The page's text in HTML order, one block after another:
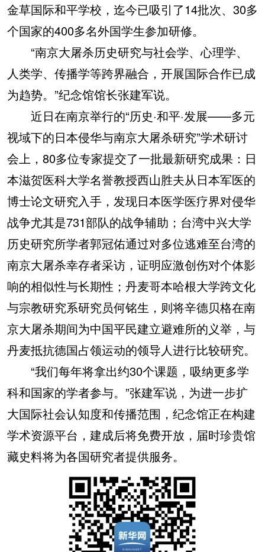
金草国际和平学校，迄今已吸引了14批次、30多
个国家的400多名外国学生参加研修。
“南京大屠杀历史研究与社会学、心理学、
人类学、传播学等跨界融合，开展国际合作已成
为趋势。”纪念馆馆长张建军说。
近日在南京举行的“历史·和平·发展——多元
视域下的日本侵华与南京大屠杀研究”学术研讨
会上，80多位专家提交了一批最新研究成果：日
本滋贺医科大学名誉教授西山胜夫从日本军医的
博士论文研究入手，发现日本医学医疗界对侵华
战争尤其是731部队的战争辅助；台湾中兴大学
历史研究所学者郭冠佑通过对多位逃难至台湾的
南京大屠杀幸存者采访，证明应激创伤对个体影
响的相似性与长期性；丹麦哥本哈根大学跨文化
与宗教研究系研究员何铭生，则将辛德贝格在南
京大屠杀期间为中国平民建立避难所的义举，与
丹麦抵抗德国占领运动的领导人进行比较研究。
“我们每年将拿出约30个课题，吸纳更多学
科和国家的学者参与。”张建军说，为进一步扩
大国际社会认知度和传播范围，纪念馆正在构建
学术资源平台，建成后将免费开放，届时珍贵馆
藏史料将为各国研究者提供服务。